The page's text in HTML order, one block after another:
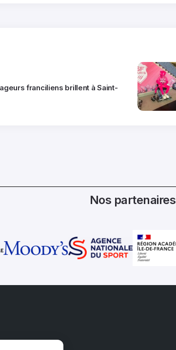
franciliens brillent à Saint-
Nos partenaires